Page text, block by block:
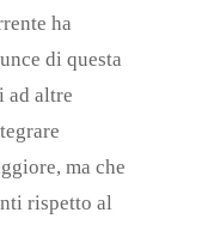
ha
di questa
ad altre
ma che
rispetto al